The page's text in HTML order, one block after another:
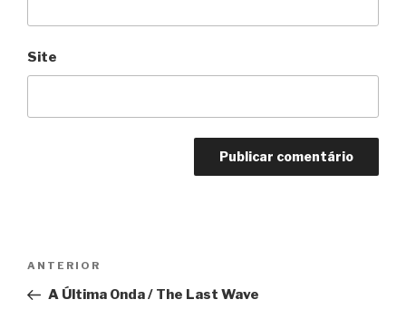
Site
Post
Anterior
ANTERIOR
A Última Onda / The Last Wave